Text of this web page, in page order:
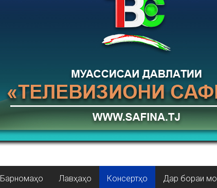
Барномаҳо Лавҳаҳо Консертҳо Дар бораи мо